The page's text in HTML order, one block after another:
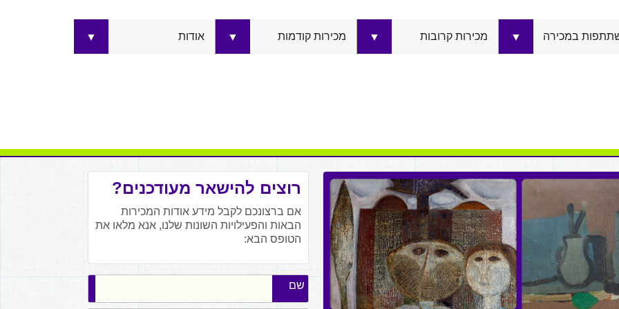
במכירה ▼ מכירות קרובות ▼ מכירות קודמות ▼ אודות ▼
רוצים להישאר מעודכנים?
אם ברצונכם לקבל מידע אודות המכירות
הבאות והפעילויות השונות שלנו, אנא מלאו את
הטופס הבא:
שם